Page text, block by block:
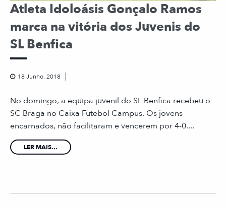
Atleta Idoloásis Gonçalo Ramos
marca na vitória dos Juvenis do
SL Benfica
18 Junho, 2018
No domingo, a equipa juvenil do SL Benfica recebeu o
SC Braga no Caixa Futebol Campus. Os jovens
encarnados, não facilitaram e vencerem por 4-0....
LER MAIS...